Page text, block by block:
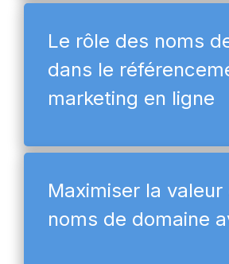
Le rôle des noms
dans le
marketing en ligne
Maximiser la valeur
noms de domaine